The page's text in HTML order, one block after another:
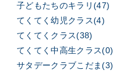
子どもたちのキラリ(47)
てくてく幼児クラス(4)
てくてくクラス(38)
てくてく中高生クラス(0)
サタデークラブこだま(3)